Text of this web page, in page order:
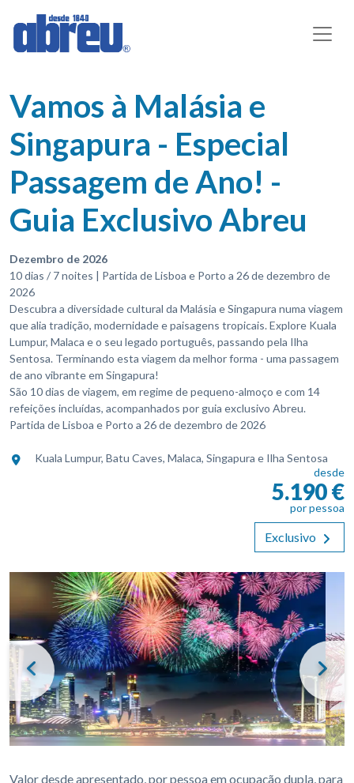
Vamos à Malásia e
Singapura - Especial
Passagem de Ano! -
Guia Exclusivo Abreu
Dezembro de 2026
10 dias / 7 noites | Partida de Lisboa e Porto a 26 de dezembro de
2026
Descubra a diversidade cultural da Malásia e Singapura numa viagem
que alia tradição, modernidade e paisagens tropicais. Explore Kuala
Lumpur, Malaca e o seu legado português, passando pela Ilha
Sentosa. Terminando esta viagem da melhor forma - uma passagem
de ano vibrante em Singapura!
São 10 dias de viagem, em regime de pequeno-almoço e com 14
refeições incluídas, acompanhados por guia exclusivo Abreu.
Partida de Lisboa e Porto a 26 de dezembro de 2026
Kuala Lumpur, Batu Caves, Malaca, Singapura e Ilha Sentosa
desde
5.190 €
por pessoa
Exclusivo
Previous
Valor desde apresentado, por pessoa em ocupação dupla, para